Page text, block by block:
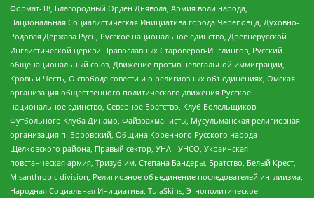
Формат-18, Благородный Орден Дьявола, Армия воли народа,
Национальная Социалистическая Инициатива города Череповца, Духовно-
Родовая Держава Русь, Русское национальное единство, Древнерусской
Инглистической церкви Православных Староверов-Инглингов, Русский
общенациональный союз, Движение против нелегальной иммиграции,
Кровь и Честь, О свободе совести и о религиозных объединениях, Омская
организация общественного политического движения Русское
национальное единство, Северное Братство, Клуб Болельщиков
Футбольного Клуба Динамо, Файзрахманисты, Мусульманская религиозная
организация п. Боровский, Община Коренного Русского народа
Щелковского района, Правый сектор, УНА - УНСО, Украинская
повстанческая армия, Тризуб им. Степана Бандеры, Братство, Белый Крест,
Misanthropic division, Религиозное объединение последователей инглиизма,
Народная Социальная Инициатива, TulaSkins, Этнополитическое